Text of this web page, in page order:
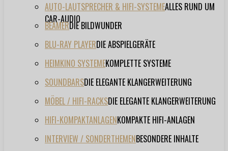
AUTO-LAUTSPRECHER & HIFI-SYSTEMEALLES RUND UM
CAR-AUDIO
BEAMERDIE BILDWUNDER
BLU-RAY PLAYERDIE ABSPIELGERÄTE
HEIMKINO SYSTEMEKOMPLETTE SYSTEME
SOUNDBARSDIE ELEGANTE KLANGERWEITERUNG
MÖBEL / HIFI-RACKSDIE ELEGANTE KLANGERWEITERUNG
HIFI-KOMPAKTANLAGENKOMPAKTE HIFI-ANLAGEN
INTERVIEW / SONDERTHEMENBESONDERE INHALTE